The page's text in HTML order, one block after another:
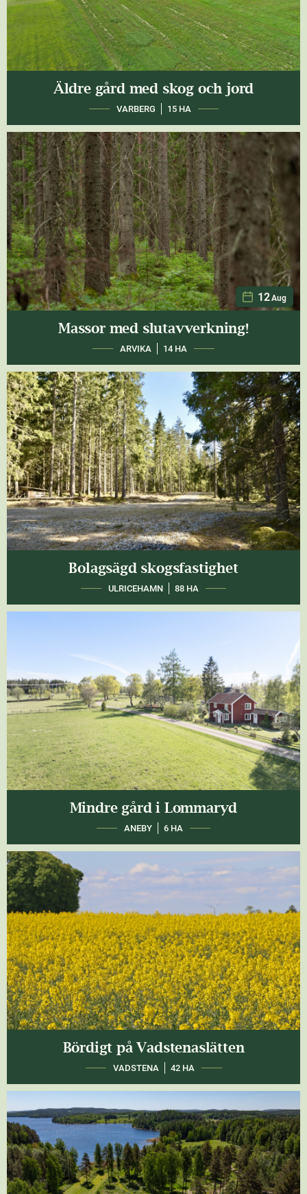
Äldre gård med skog och jord
VARBERG 15 HA
12 Aug
Massor med slutavverkning!
ARVIKA 14 HA
Bolagsägd skogsfastighet
ULRICEHAMN 88 HA
Mindre gård i Lommaryd
ANEBY 6 HA
Bördigt på Vadstenaslätten
VADSTENA 42 HA